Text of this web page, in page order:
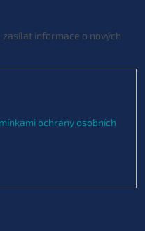
informace o nových
ochrany osobních